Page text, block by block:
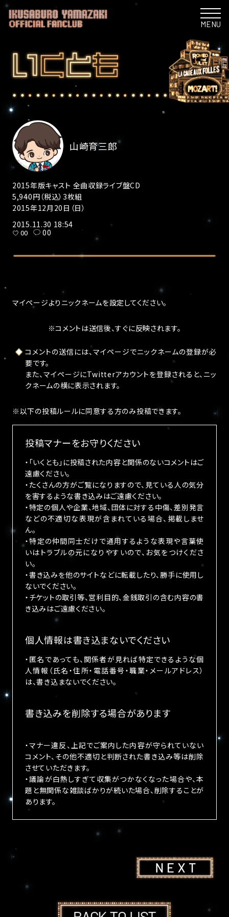
MENU
山崎育三郎
2015年版キャスト 全曲収録ライブ盤CD
5,940円（税込）3枚組
2015年12月20日（日）
2015.11.30 18:54
00 00
マイページよりニックネームを設定してください。
※コメントは送信後、すぐに反映されます。
コメントの送信には、マイページでニックネームの登録が必
要です。
また、マイページにTwitterアカウントを登録されると、ニッ
クネームの横に表示されます。
※以下の投稿ルールに同意する方のみ投稿できます。
投稿マナーをお守りください
・「いくとも」に投稿された内容と関係のないコメントはご
遠慮ください。
・たくさんの方がご覧になりますので、見ている人の気分
を害するような書き込みはご遠慮ください。
・特定の個人や企業、地域、団体に対する中傷、差別発言
などの不適切な表現が含まれている場合、掲載しませ
ん。
・特定の仲間同士だけで通用するような表現や言葉使
いはトラブルの元になりやすいので、お気をつけくださ
い。
・書き込みを他のサイトなどに転載したり、勝手に使用し
ないでください。
・チケットの取引等、営利目的、金銭取引の含む内容の書
き込みはご遠慮ください。
個人情報は書き込まないでください
・匿名であっても、関係者が見れば特定できるような個
人情報（氏名・住所・電話番号・職業・メールアドレス）
は、書き込まないでください。
書き込みを削除する場合があります
・マナー違反、上記でご案内した内容が守られていない
コメント、その他不適切と判断された書き込み等は削除
させていただきます。
・議論が白熱しすぎて収集がつかなくなった場合や、本
題と無関係な雑談ばかりが続いた場合、削除することが
あります。